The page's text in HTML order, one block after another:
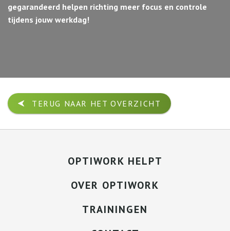
gegarandeerd helpen richting meer focus en controle
tijdens jouw werkdag!
TERUG NAAR HET OVERZICHT
OPTIWORK HELPT
OVER OPTIWORK
TRAININGEN